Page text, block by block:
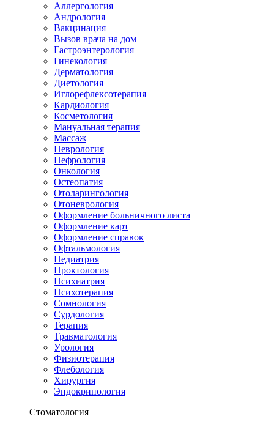
Аллергология
Андрология
Вакцинация
Вызов врача на дом
Гастроэнтерология
Гинекология
Дерматология
Диетология
Иглорефлексотерапия
Кардиология
Косметология
Мануальная терапия
Массаж
Неврология
Нефрология
Онкология
Остеопатия
Отоларингология
Отоневрология
Оформление больничного листа
Оформление карт
Оформление справок
Офтальмология
Педиатрия
Проктология
Психиатрия
Психотерапия
Сомнология
Сурдология
Терапия
Травматология
Урология
Физиотерапия
Флебология
Хирургия
Эндокринология
Стоматология